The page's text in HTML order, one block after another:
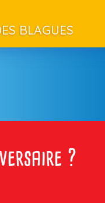
BLAGUES
?